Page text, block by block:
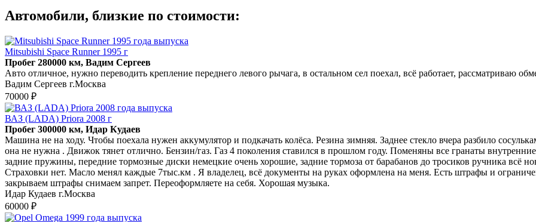
Автомобили, близкие по стоимости:
Mitsubishi Space Runner 1995 г
Пробег 280000 км, Вадим Сергеев
Авто отличное, нужно переводить крепление переднего левого рычага, в остальном сел поехал, всё работает, рассматриваю
Вадим Сергеев г.Москва
70000 ₽
ВАЗ (LADA) Priora 2008 г
Пробег 300000 км, Идар Кудаев
Машина не на ходу. Чтобы поехала нужен аккумулятор и подкачать колёса. Резина зимняя. Заднее стекло вчера разбило
она не нужна . Движок тянет отлично. Бензин/газ. Газ 4 поколения ставился в прошлом году. Поменяны все гранаты
задние пружины, передние тормозные диски немецкие очень хорошие, задние тормоза от барабанов до тросиков ручника всё
Страховки нет. Масло менял каждые 7тыс.км . Я владелец, всё документы на руках оформлена на меня. Есть штрафы и
закрываем штрафы снимаем запрет. Переоформляете на себя. Хорошая музыка.
Идар Кудаев г.Москва
60000 ₽